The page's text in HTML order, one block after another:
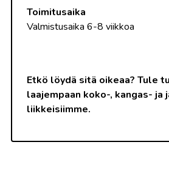
Toimitusaika
Valmistusaika 6-8 viikkoa
Etkö löydä sitä oikeaa? Tule
laajempaan koko-, kangas- ja
liikkeisiimme.